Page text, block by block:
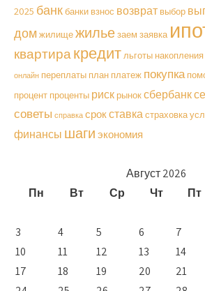
2025 банкбанки взнос возврат выбор
домжилищежильезаем заявка
квартира кредитльготы накопления
онлайн переплаты план платеж покупка
процент проценты рискрыноксбербанк
советы справка срокставкастраховка
финансы шаги экономия
Август 2026
Пн
Вт Ср Чт Пт
3
4 5 6 7
10
11 12 13 14
17
18 19 20 21